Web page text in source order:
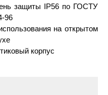
защиты IP56 по ГОСТУ
96
на открытом
корпус